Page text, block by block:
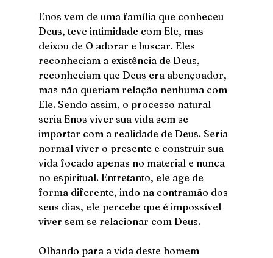
Enos vem de uma família que conheceu
Deus, teve intimidade com Ele, mas
deixou de O adorar e buscar. Eles
reconheciam a existência de Deus,
reconheciam que Deus era abençoador,
mas não queriam relação nenhuma com
Ele. Sendo assim, o processo natural
seria Enos viver sua vida sem se
importar com a realidade de Deus. Seria
normal viver o presente e construir sua
vida focado apenas no material e nunca
no espiritual. Entretanto, ele age de
forma diferente, indo na contramão dos
seus dias, ele percebe que é impossível
viver sem se relacionar com Deus.
Olhando para a vida deste homem